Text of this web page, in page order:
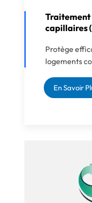
Traitement
capillaires
Protège
logements
En Savoir